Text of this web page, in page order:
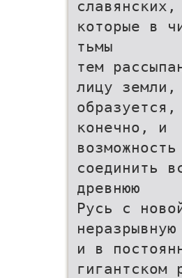
славянских,
которые в
тьмы
тем
лицу земли,
образуется,
конечно, и
возможность
соединить
древнюю
Русь с
и в
гигантском